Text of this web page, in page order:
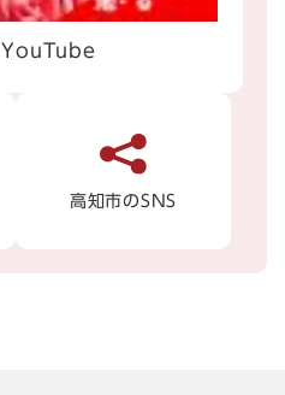
YouTube
高知市のSNS